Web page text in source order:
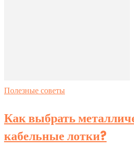
Полезные советы
Как выбрать
кабельные лотки?